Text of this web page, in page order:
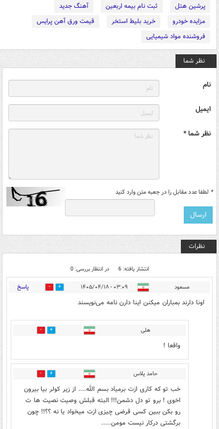
پرشین هتل ثبت نام بیمه اربعین
آهنگ جدید
مزایده خودرو
خرید بلیط استخر
قیمت ورق آهن پرایس
فروشنده مواد شیمیایی
نظر شما
نام
ایمیل
نظر شما *
* لطفا عدد مقابل را در جعبه متن وارد کنید
نظرات
انتشار یافته: 6 در انتظار بررسی: 0
مسعود ۰۳:۰۹ - ۱۴۰۵/۰۴/۱۸ 3 پاسخ
اونا دارند بمباران میکنن اینا دارن نامه می‌نویسند
هلی 0
واقعا !
حامد پلاس 0
خب تو که کاری ازت برمیاد بسم الله.... از زیر کولر بیا بیرون
اخوی ! برو تو دل دشمن!!! البته قبلش وصیت نصیت ها ت
رو بکن ببین کسی قرضی چیزی ازت میخواد یا نه ؟؟!! چون
برگشتی درکار نیست مومن.....